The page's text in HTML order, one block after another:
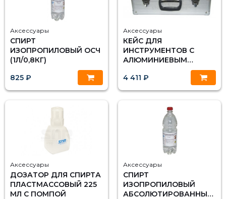
Аксессуары
СПИРТ
ИЗОПРОПИЛОВЫЙ ОСЧ
(1Л/0,8КГ)
825 ₽
Аксессуары
КЕЙС ДЛЯ
ИНСТРУМЕНТОВ С
АЛЮМИНИЕВЫМ
ПЕРЕГОРОДКОЙ
(ЧЕРНЫЙ)
4 411 ₽
Аксессуары
ДОЗАТОР ДЛЯ СПИРТА
ПЛАСТМАССОВЫЙ 225
МЛ С ПОМПОЙ
Аксессуары
СПИРТ
ИЗОПРОПИЛОВЫЙ
АБСОЛЮТИРОВАННЫЙ